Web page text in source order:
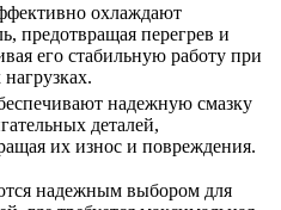
охлаждают
предотвращая перегрев и
его стабильную работу при
надежную смазку
деталей,
их износ и повреждения.
надежным выбором для